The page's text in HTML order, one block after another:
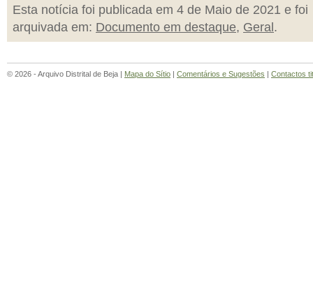
Esta notícia foi publicada em 4 de Maio de 2021 e foi
arquivada em: Documento em destaque, Geral .
© 2026 - Arquivo Distrital de Beja | Mapa do Sítio | Comentários e Sugestões | Contactos